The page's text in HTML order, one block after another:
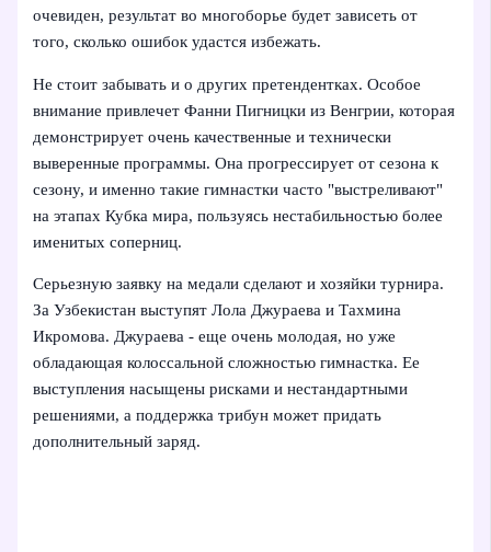
очевиден, результат во многоборье будет зависеть от
того, сколько ошибок удастся избежать.
Не стоит забывать и о других претендентках. Особое
внимание привлечет Фанни Пигницки из Венгрии, которая
демонстрирует очень качественные и технически
выверенные программы. Она прогрессирует от сезона к
сезону, и именно такие гимнастки часто "выстреливают"
на этапах Кубка мира, пользуясь нестабильностью более
именитых соперниц.
Серьезную заявку на медали сделают и хозяйки турнира.
За Узбекистан выступят Лола Джураева и Тахмина
Икромова. Джураева - еще очень молодая, но уже
обладающая колоссальной сложностью гимнастка. Ее
выступления насыщены рисками и нестандартными
решениями, а поддержка трибун может придать
дополнительный заряд.